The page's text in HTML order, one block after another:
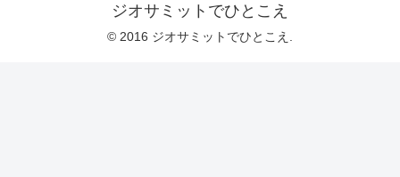
ジオサミットでひとこえ
© 2016 ジオサミットでひとこえ.